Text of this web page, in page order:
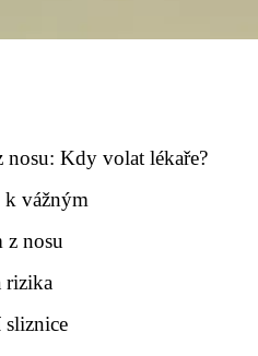
nosu: Kdy volat lékaře?
k vážným
z nosu
rizika
sliznice